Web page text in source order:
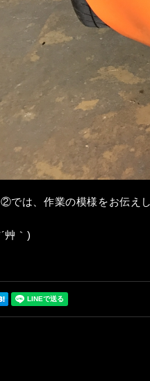
では、作業の模様をお伝えし
艸｀)